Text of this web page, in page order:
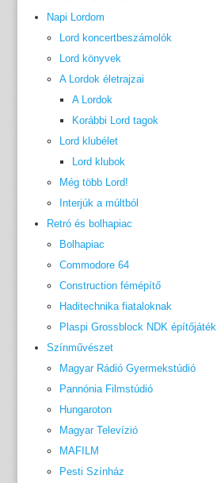
Napi Lordom
Lord koncertbeszámolók
Lord könyvek
A Lordok életrajzai
A Lordok
Korábbi Lord tagok
Lord klubélet
Lord klubok
Még több Lord!
Interjúk a múltból
Retró és bolhapiac
Bolhapiac
Commodore 64
Construction fémépítő
Haditechnika fiataloknak
Plaspi Grossblock NDK építőjáték
Színművészet
Magyar Rádió Gyermekstúdió
Pannónia Filmstúdió
Hungaroton
Magyar Televízió
MAFILM
Pesti Színház